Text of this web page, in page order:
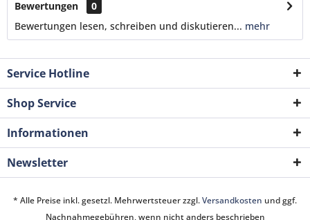
Bewertungen
0
Bewertungen lesen, schreiben und diskutieren... mehr
Service Hotline
Shop Service
Informationen
Newsletter
* Alle Preise inkl. gesetzl. Mehrwertsteuer zzgl.Versandkosten und ggf.
Nachnahmegebühren, wenn nicht anders beschrieben